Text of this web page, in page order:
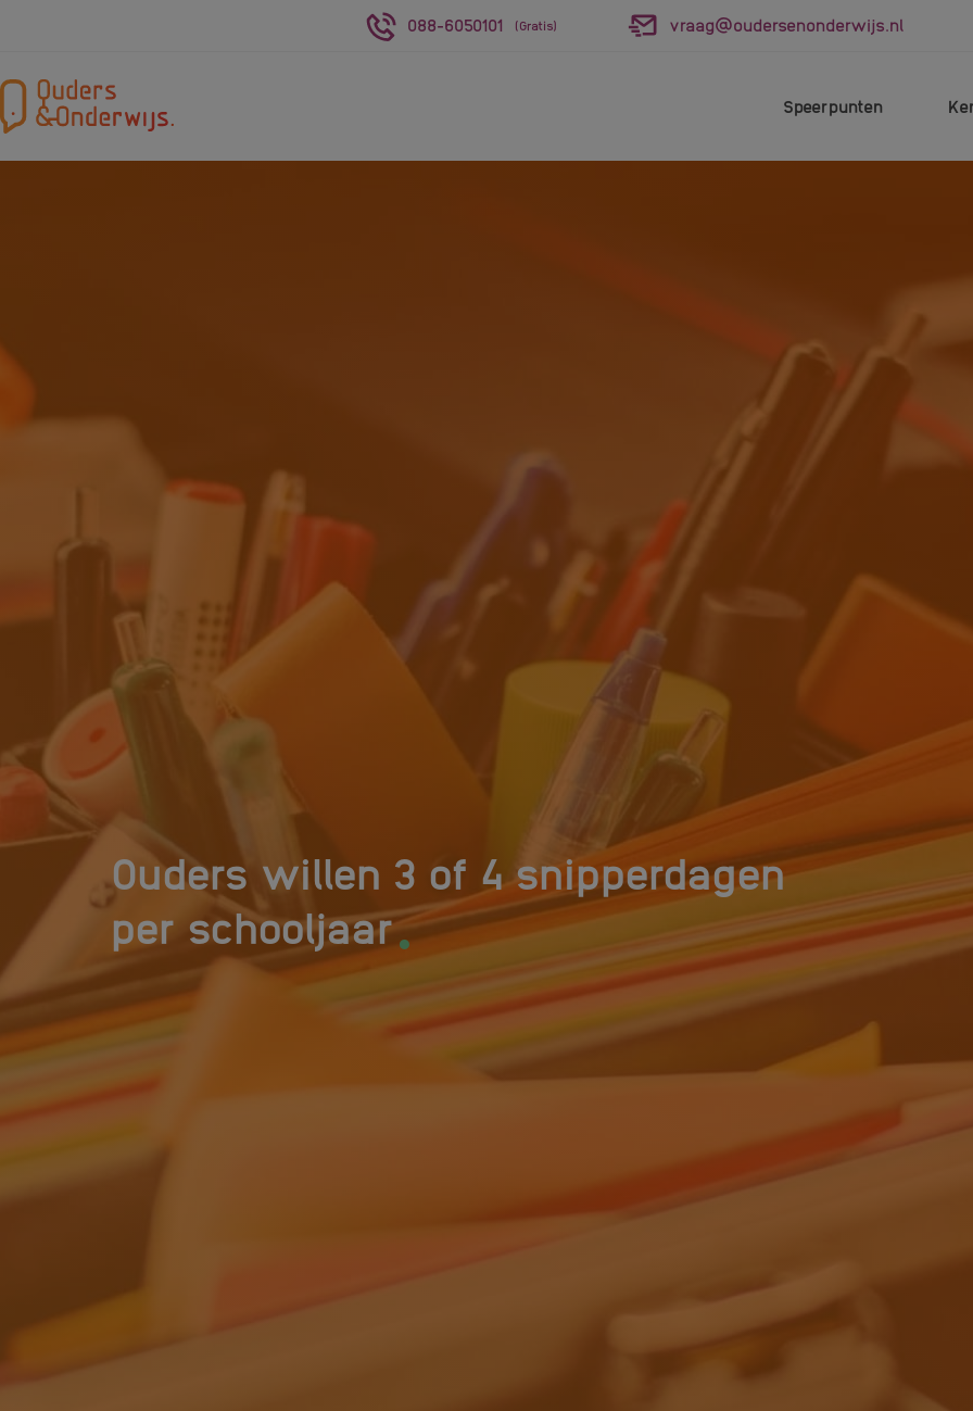
088-6050101 (Gratis) vraag@oudersenonderwijs.nl
Speerpunten
Ouders willen 3 of 4 snipperdagen
per schooljaar.